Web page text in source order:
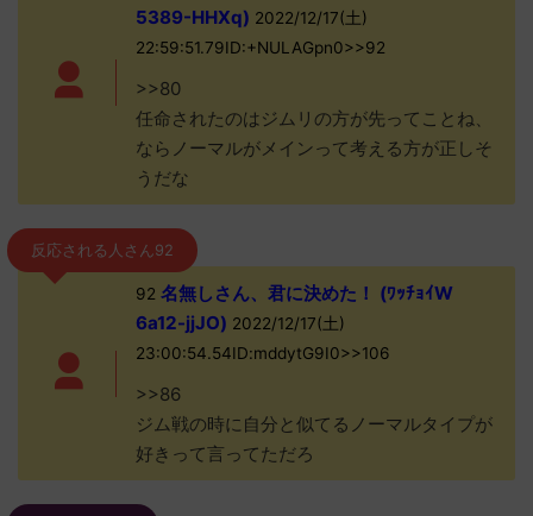
5389-HHXq) 2022/12/17(土)
22:59:51.79ID:+NULAGpn0>>92
>>80
任命されたのはジムリの方が先ってことね、
ならノーマルがメインって考える方が正しそ
うだな
反応される人さん92
92 名無しさん、君に決めた！ (ﾜｯﾁｮｲW
6a12-jjJO) 2022/12/17(土)
23:00:54.54ID:mddytG9I0>>106
>>86
ジム戦の時に自分と似てるノーマルタイプが
好きって言ってただろ